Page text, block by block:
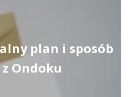
plan i sposób
Ondoku